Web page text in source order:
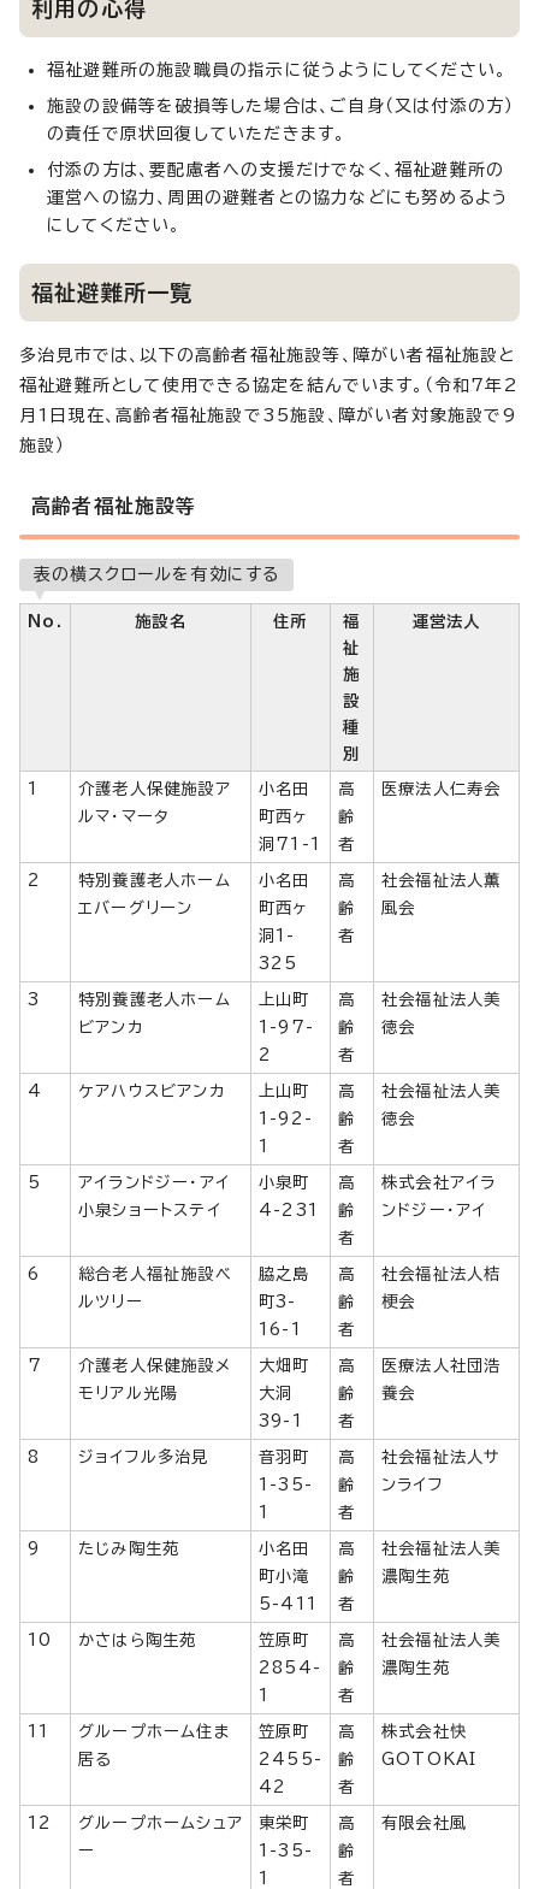
利用の心得
福祉避難所の施設職員の指示に従うようにしてください。
施設の設備等を破損等した場合は、ご自身（又は付添の方）
の責任で原状回復していただきます。
付添の方は、要配慮者への支援だけでなく、福祉避難所の
運営への協力、周囲の避難者との協力などにも努めるよう
にしてください。
福祉避難所一覧
多治見市では、以下の高齢者福祉施設等、障がい者福祉施設と
福祉避難所として使用できる協定を結んでいます。（令和7年2
月1日現在、高齢者福祉施設で35施設、障がい者対象施設で9
施設）
高齢者福祉施設等
表の横スクロールを有効にする
No. 施設名 住所
福
祉
施
設
種
別
運営法人
1
介護老人保健施設ア
ルマ・マータ
小名田
町西ヶ
洞71-1
高
齢
者
医療法人仁寿会
2
特別養護老人ホーム
エバーグリーン
小名田
町西ヶ
洞1-
325
高
齢
者
社会福祉法人薫
風会
3
特別養護老人ホーム
ビアンカ
上山町
1-97-
2
高
齢
者
社会福祉法人美
徳会
4 ケアハウスビアンカ
上山町
1-92-
1
高
齢
者
社会福祉法人美
徳会
5
アイランドジー・アイ
小泉ショートステイ
小泉町
4-231
高
齢
者
株式会社アイラ
ンドジー・アイ
6
総合老人福祉施設ベ
ルツリー
脇之島
町3-
16-1
高
齢
者
社会福祉法人桔
梗会
7
介護老人保健施設メ
モリアル光陽
大畑町
大洞
39-1
高
齢
者
医療法人社団浩
養会
8 ジョイフル多治見
音羽町
1-35-
1
高
齢
者
社会福祉法人サ
ンライフ
9 たじみ陶生苑
小名田
町小滝
5-411
高
齢
者
社会福祉法人美
濃陶生苑
10 かさはら陶生苑
笠原町
2854-
1
高
齢
者
社会福祉法人美
濃陶生苑
11
グループホーム住ま
居る
笠原町
2455-
42
高
齢
者
株式会社快
GOTOKAI
12
グループホームシュア
ー
東栄町
1-35-
1
高
齢
者
有限会社風